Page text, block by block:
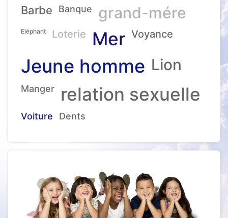
Barbe
Banque grand-mére
Eléphant Loterie Mer Voyance
Jeune homme Lion
Manger relation sexuelle
Voiture Dents